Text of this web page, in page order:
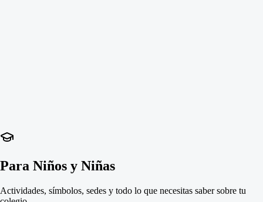
Para Niños y Niñas
Actividades, símbolos, sedes y todo lo que necesitas saber sobre tu